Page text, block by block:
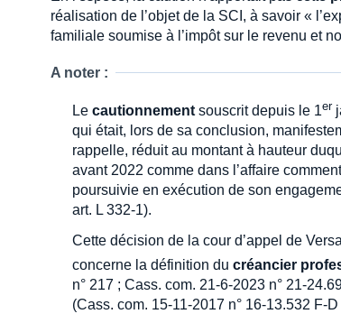
réalisation de l’objet de la SCI, à savoir «
familiale soumise à l’impôt sur le revenu et
A noter :
Le cautionnement souscrit depuis le 1er
qui était, lors de sa conclusion,
rappelle, réduit au montant à hauteur
avant 2022 comme dans l’affaire
poursuivie en exécution de son
art. L 332-1).
Cette décision de la cour d’appel de
concerne la définition du créancier
n° 217 ; Cass. com. 21-6-2023 n° 21-
(Cass. com. 15-11-2017 n° 16-13.532 F-